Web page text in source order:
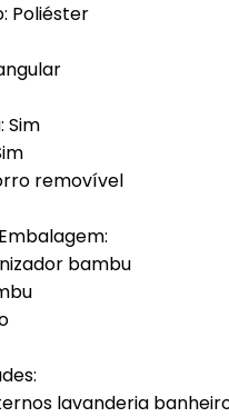
Poliéster
Sim
removível
bambu
lavanderia